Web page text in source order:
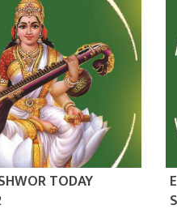
TODAY